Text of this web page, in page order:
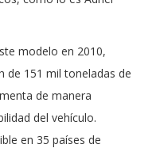
modelo en 2010,
de 151 mil toneladas de
de manera
del vehículo.
en 35 países de